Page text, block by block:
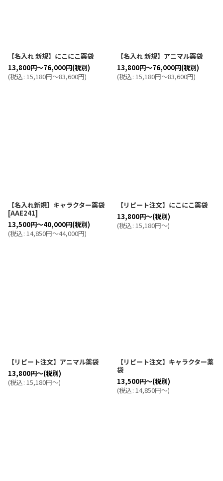
【名入れ 新規】にこにこ薬袋
13,800円～76,000円(税別)
(税込: 15,180円～83,600円)
【名入れ 新規】アニマル薬袋
13,800円～76,000円(税別)
(税込: 15,180円～83,600円)
【名入れ新規】キャラクター薬袋
[AAE241]
13,500円～40,000円(税別)
(税込: 14,850円～44,000円)
【リピート注文】にこにこ薬袋
13,800円～(税別)
(税込: 15,180円～)
【リピート注文】アニマル薬袋
13,800円～(税別)
(税込: 15,180円～)
【リピート注文】キャラクター薬
袋
13,500円～(税別)
(税込: 14,850円～)